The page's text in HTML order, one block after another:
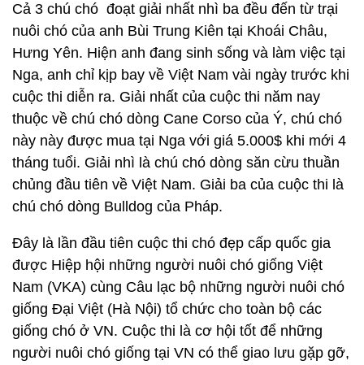
Cả 3 chú chó đoạt giải nhất nhì ba đều đến từ trại
nuôi chó của anh Bùi Trung Kiên tại Khoái Châu,
Hưng Yên. Hiện anh đang sinh sống và làm việc tại
Nga, anh chỉ kịp bay về Việt Nam vài ngày trước khi
cuộc thi diễn ra. Giải nhất của cuộc thi năm nay
thuộc về chú chó dòng Cane Corso của Ý, chú chó
này này được mua tại Nga với giá 5.000$ khi mới 4
tháng tuổi. Giải nhì là chú chó dòng săn cừu thuần
chủng đầu tiên về Việt Nam. Giải ba của cuộc thi là
chú chó dòng Bulldog của Pháp.
Đây là lần đầu tiên cuộc thi chó đẹp cấp quốc gia
được Hiệp hội những người nuôi chó giống Việt
Nam (VKA) cùng Câu lạc bộ những người nuôi chó
giống Đại Việt (Hà Nội) tổ chức cho toàn bộ các
giống chó ở VN. Cuộc thi là cơ hội tốt để những
người nuôi chó giống tại VN có thể giao lưu gặp gỡ,